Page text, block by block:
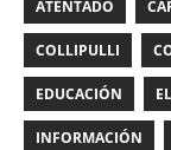
ATENTADO
COLLIPULLI
EDUCACIÓN
INFORMACIÓN